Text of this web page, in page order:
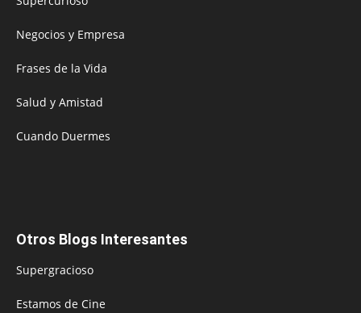
Negocios y Empresa
Frases de la Vida
Salud y Amistad
Cuando Duermes
Otros Blogs Interesantes
Supergracioso
Estamos de Cine